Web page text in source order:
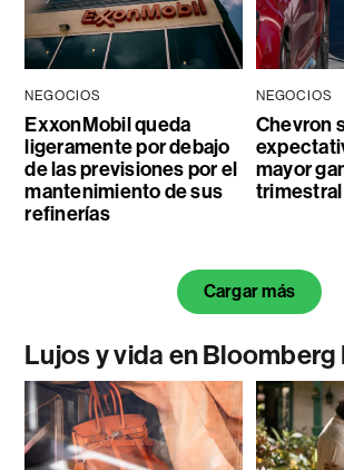
NEGOCIOS
ExxonMobil queda
ligeramente por debajo
de las previsiones por el
mantenimiento de sus
refinerías
NEGOCIOS
Chevron
mayor
Cargar más
Lujos y vida en Bloomberg